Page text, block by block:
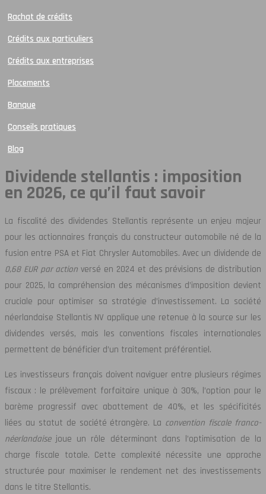
Rachat de crédits
Crédits aux particuliers
Crédits aux entreprises
Placements
Banque
Conseils pratiques
Blog
Dividende stellantis : imposition
en 2026, ce qu’il faut savoir
La fiscalité des dividendes Stellantis représente un enjeu majeur
pour les actionnaires français du constructeur automobile né de la
fusion entre PSA et Fiat Chrysler Automobiles. Avec un dividende de
0,68 EUR par actionversé en 2024 et des prévisions de distribution
pour 2025, la compréhension des mécanismes d’imposition devient
cruciale pour optimiser sa stratégie d’investissement. La société
néerlandaise Stellantis NV applique une retenue à la source sur les
dividendes versés, mais les conventions fiscales internationales
permettent de bénéficier d’un traitement préférentiel.
Les investisseurs français doivent naviguer entre plusieurs régimes
fiscaux : le prélèvement forfaitaire unique à 30%, l’option pour le
barème progressif avec abattement de 40%, et les spécificités
liées au statut de société étrangère. La convention fiscale franco-
néerlandaisejoue un rôle déterminant dans l’optimisation de la
charge fiscale totale. Cette complexité nécessite une approche
structurée pour maximiser le rendement net des investissements
dans le titre Stellantis.